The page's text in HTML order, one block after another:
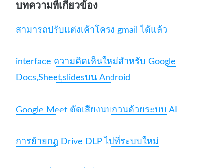
บทความที่เกี่ยวข้อง
สามารถปรับแต่งเค้าโครง gmail ได้แล้ว
interface ความคิดเห็นใหม่สำหรับ Google
Docs,Sheet,slidesบน Android
Google Meet ตัดเสียงนบกวนด้วยระบบ AI
การย้ายกฎ Drive DLP ไปที่ระบบใหม่